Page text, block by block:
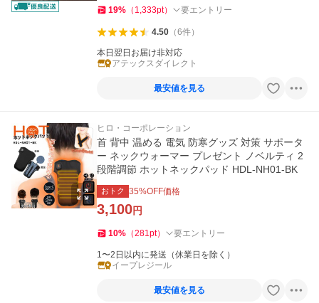
19% （ 1,333pt） 要エントリー
4.50（6件）
本日翌日お届け非対応
アテックスダイレクト
最安値を見る
ヒロ・コーポレーション
首 背中 温める 電気 防寒グッズ 対策 サポータ
ー ネックウォーマー プレゼント ノベルティ 2
段階調節 ホットネックパッド HDL-NH01-BK
おトク 35%OFF価格
3,100円
10% （281pt） 要エントリー
1〜2日以内に発送（休業日を除く）
イープレジール
最安値を見る